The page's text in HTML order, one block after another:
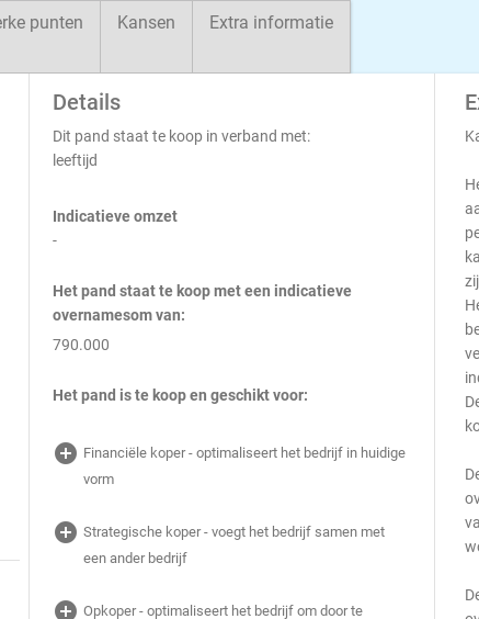
punten Kansen Extra informatie
Details
Dit pand staat te koop in verband met:
leeftijd
Indicatieve omzet
-
Het pand staat te koop met een indicatieve
overnamesom van:
790.000
Het pand is te koop en geschikt voor:
add_circle Financiële koper - optimaliseert het bedrijf in huidige
vorm
add_circle Strategische koper - voegt het bedrijf samen met
een ander bedrijf
add_circle Opkoper - optimaliseert het bedrijf om door te